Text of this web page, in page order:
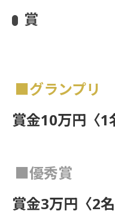
賞
■グランプリ
賞金10万円〈1
■優秀賞
賞金3万円〈2名